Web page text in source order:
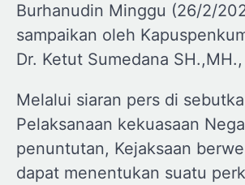
Burhanudin Minggu (26/2/
sampaikan oleh
Dr. Ketut Sumedana SH.,MH.,
Melalui siaran pers di
Pelaksanaan kekuasaan
penuntutan, Kejaksaan
dapat menentukan suatu